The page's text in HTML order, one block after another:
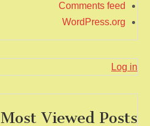
Comments feed
WordPress.org
Log in
Most Viewed Posts